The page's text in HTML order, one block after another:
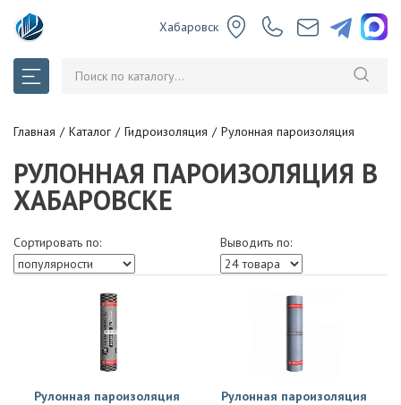
Хабаровск
Главная Каталог Гидроизоляция Рулонная пароизоляция
РУЛОННАЯ ПАРОИЗОЛЯЦИЯ В
ХАБАРОВСКЕ
Сортировать по: Выводить по:
Рулонная пароизоляция
Рулонная пароизоляция